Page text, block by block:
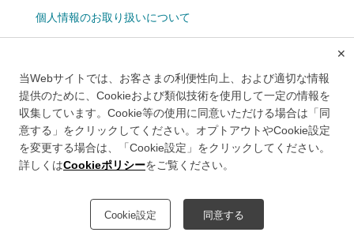
個人情報のお取り扱いについて
メルマガ
このWebサイトは、首都高速道路株式会社により運営されております。
©Metropolitan Expressway Company Limited.
当Webサイトでは、お客さまの利便性向上、および適切な情報
提供のために、Cookieおよび類似技術を使用して一定の情報を
収集しています。Cookie等の使用に同意いただける場合は「同
意する」をクリックしてください。オプトアウトやCookie設定
を変更する場合は、「Cookie設定」をクリックしてください。
詳しくはCookieポリシーをご覧ください。
Cookie設定 同意する
✕